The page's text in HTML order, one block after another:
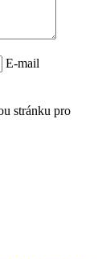
E-mail
stránku pro